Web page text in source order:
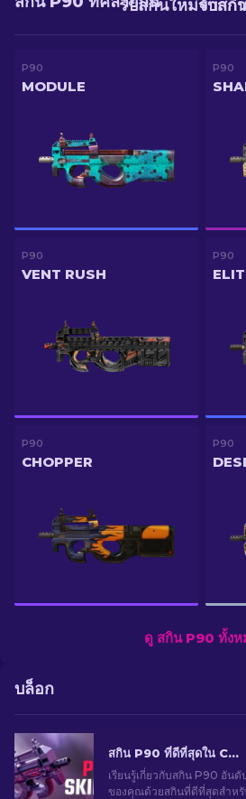
รับสกิ
รับสกินใหม่จากก
P90
MODULE
P90
P90
VENT RUSH
P90
P90
CHOPPER
P90
ดู สกิน P90 ทั้ง
บล็อก
สกิน P90 ที่ดีที่สุดใน CS2: การจัดอันดับ [2026]
เรียนรู้เกี่ยวกับสกิน P90 อันดั
ของคุณด้วยสกินที่ดีที่สุดสำหรั